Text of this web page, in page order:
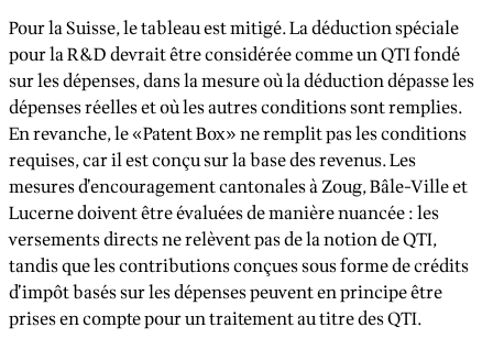
Pour la Suisse, le tableau est mitigé. La déduction spéciale
pour la R&D devrait être considérée comme un QTI fondé
sur les dépenses, dans la mesure où la déduction dépasse les
dépenses réelles et où les autres conditions sont remplies.
En revanche, le «Patent Box» ne remplit pas les conditions
requises, car il est conçu sur la base des revenus. Les
mesures d’encouragement cantonales à Zoug, Bâle-Ville et
Lucerne doivent être évaluées de manière nuancée : les
versements directs ne relèvent pas de la notion de QTI,
tandis que les contributions conçues sous forme de crédits
d’impôt basés sur les dépenses peuvent en principe être
prises en compte pour un traitement au titre des QTI.